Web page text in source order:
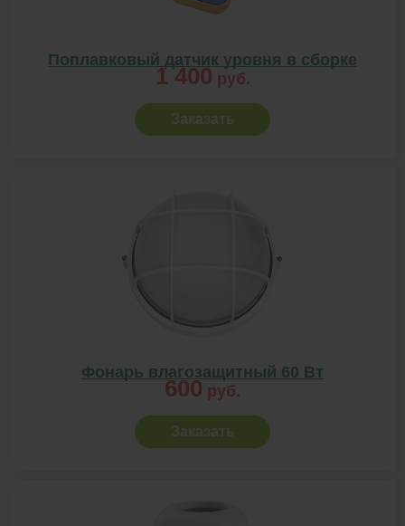
Поплавковый датчик уровня в сборке
1 400 руб.
Заказать
Фонарь влагозащитный 60 Вт
600 руб.
Заказать